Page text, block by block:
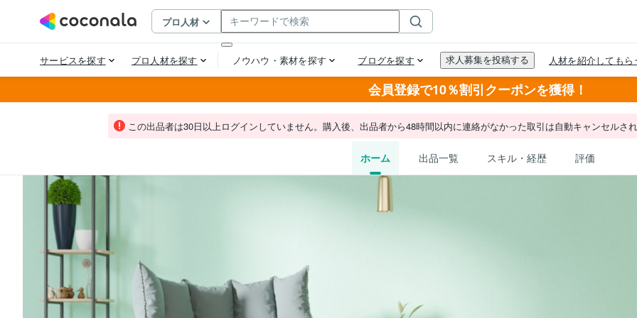
会員登録で10％割引クーポンを獲得！
この出品者は30日以上ログインしていません。購入後、出品者から48時間以内に連絡がなかった取引は自動キャンセルさ
ホーム 出品一覧 スキル・経歴 評価